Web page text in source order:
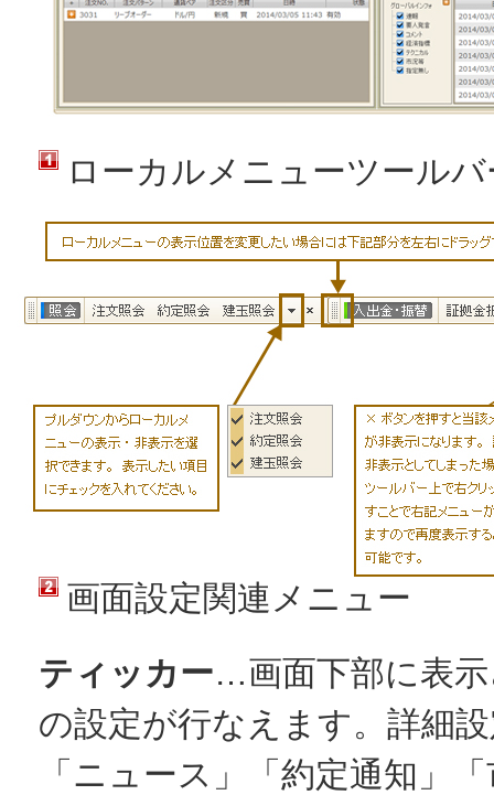
ローカルメニューツール
画面設定関連メニュー
ティッカー…画面下部に表
の設定が行なえます。詳細
「ニュース」「約定通知」